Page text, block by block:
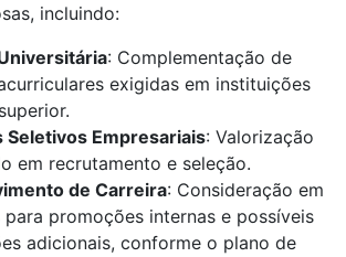
incluindo:
: Complementação de
exigidas em instituições
Seletivos Empresariais: Valorização
em recrutamento e seleção.
de Carreira: Consideração em
para promoções internas e possíveis
adicionais, conforme o plano de